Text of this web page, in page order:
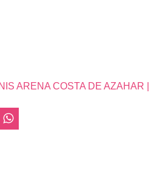
ARENA COSTA DE AZAHAR
WhatsApp